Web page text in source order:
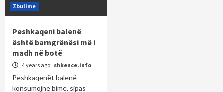
Zbulime
Peshkaqeni balenë
është barngrënësi më i
madh në botë
4 years ago shkence.info
Peshkaqenët balenë
konsumojnë bimë, sipas